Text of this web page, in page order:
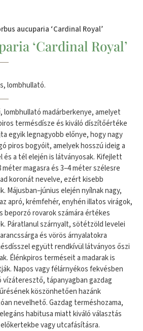
aucuparia ‘Cardinal Royal’
‘Cardinal Royal’
lombhullató.
lombhullató madárberkenye, amelyet
termésdísze és kiváló díszítőértéke
egyik legnagyobb előnye, hogy nagy
piros bogyóit, amelyek hosszú ideig a
és a tél elején is látványosak. Kifejlett
magasra és 3–4 méter szélesre
koronát nevelve, ezért kisebb
Májusban–június elején nyílnak nagy,
apró, krémfehér, enyhén illatos virágok,
beporzó rovarok számára értékes
Páratlanul szárnyalt, sötétzöld levelei
és vörös árnyalatokra
együtt rendkívül látványos őszi
Élénkpiros terméseit a madarak is
Napos vagy félárnyékos fekvésben
vízáteresztő, tápanyagban gazdag
köszönhetően hazánk
nevelhető. Gazdag terméshozama,
habitusa miatt kiváló választás
vagy utcafásításra.